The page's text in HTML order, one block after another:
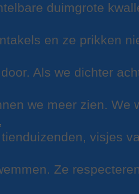
duimgrote
en ze prikken
Als we dichter
we meer zien. We
visjes
Ze